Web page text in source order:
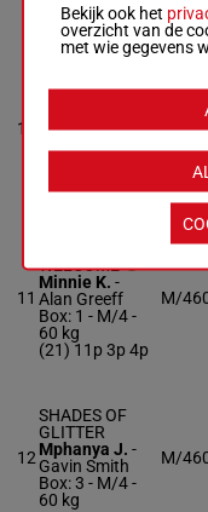
60 kg
10
RAIN
Montana
Turner
M/4
11
WELCOME
Minnie K. -
Alan Greeff
Box: 1 - M/4 -
60 kg
(21) 11p 3p 4p
M/4
12
SHADES OF
GLITTER
Mphanya J. -
Gavin Smith
Box: 3 - M/4 -
60 kg
M/4
Bekijk ook het
overzicht van de
met wie gegevens